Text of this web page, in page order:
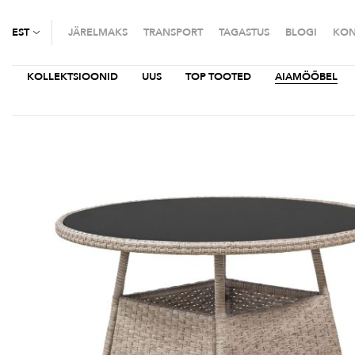
EST JÄRELMAKS TRANSPORT TAGASTUS BLOGI
KOLLEKTSIOONID UUS TOP TOOTED AIAMÖÖBEL